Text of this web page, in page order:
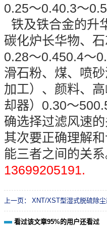
0.25～0.40.3～
铁及铁合金的升
碳化炉长华物、
0.28～0.450.4
滑石粉、煤、喷
加工）、颜料、
却器）0.30～
确选择过滤风速
其次要正确理解
能三者之间的关
13699205191.
上一页： XNT/XST型湿式脱硫除
看过该文章95%的用户还看过